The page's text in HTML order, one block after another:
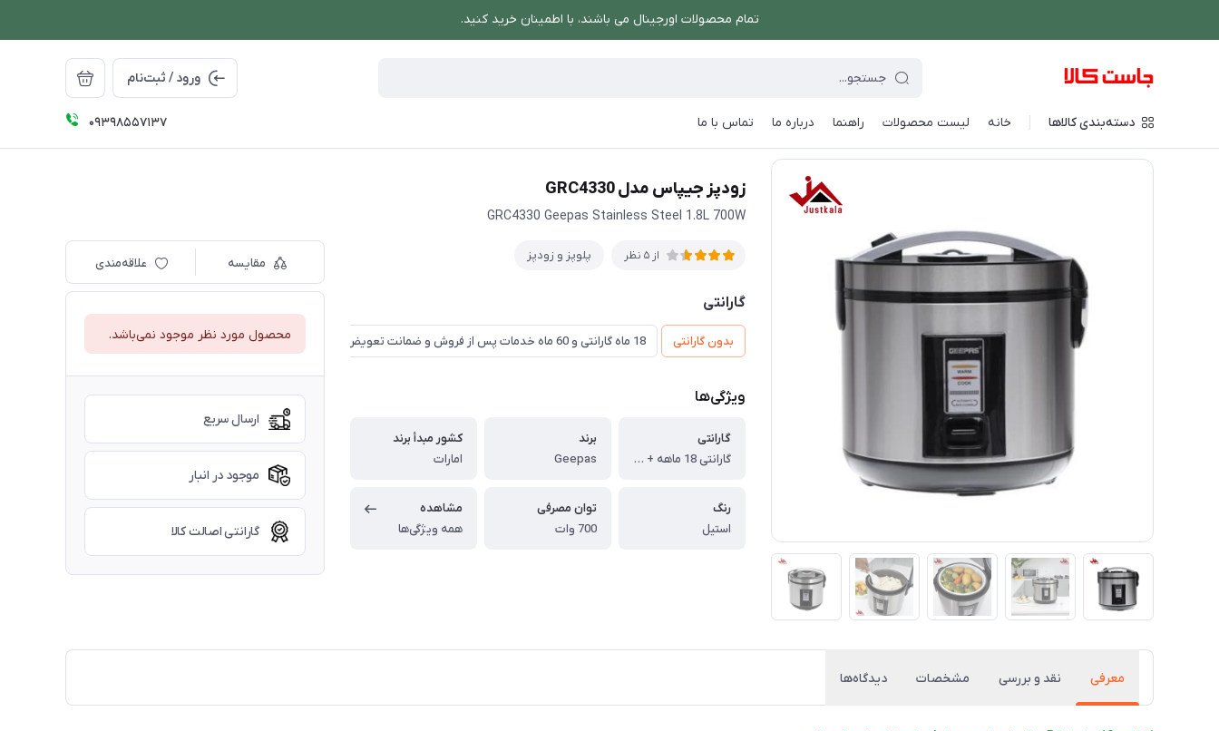
تمام محصولات اورجینال می باشند، با اطمینان خرید کنید.
ورود / ثبت‌نام
دسته‌بندی کالاها خانه لیست محصولات راهنما درباره ما تماس با ما 09398557137
فروشگاه اینترنتی جاست کالا پخت و پز پلوپز و زودپز زودپز جیپاس مدل GRC4330
زودپز جیپاس مدل GRC4330
GRC4330 Geepas Stainless Steel 1.8L 700W
از 5 نظر پلوپز و زودپز
گارانتی
بدون گارانتی 18 ماه گارانتی و 60 ماه خدمات پس از فروش و ضمانت تعویض
ویژگی‌ها
گارانتی
گارانتی 18 ماهه + 5 سال خدمات پس از فروش + ضمانت تعویض
برند
Geepas
کشور مبدأ برند
امارات
رنگ
استیل
توان مصرفی
700 وات
مشاهده
همه ویژگی‌ها
مقایسه علاقه‌مندی
محصول مورد نظر موجود نمی‌باشد.
ارسال سریع
موجود در انبار
گارانتی اصالت کالا
معرفی نقد و بررسی مشخصات دیدگاه‌ها